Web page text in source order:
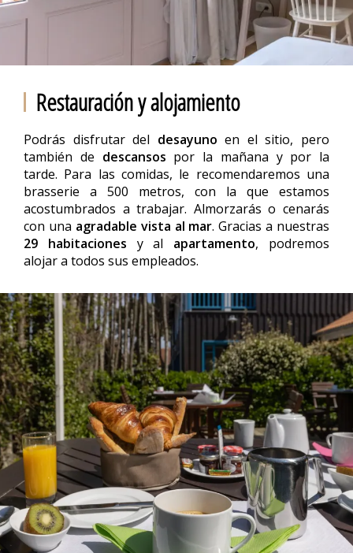
Restauración y alojamiento
Podrás disfrutar del desayuno en el sitio, pero
también de descansos por la mañana y por la
tarde. Para las comidas, le recomendaremos una
brasserie a 500 metros, con la que estamos
acostumbrados a trabajar. Almorzarás o cenarás
con una agradable vista al mar. Gracias a nuestras
29 habitaciones y al apartamento, podremos
alojar a todos sus empleados.